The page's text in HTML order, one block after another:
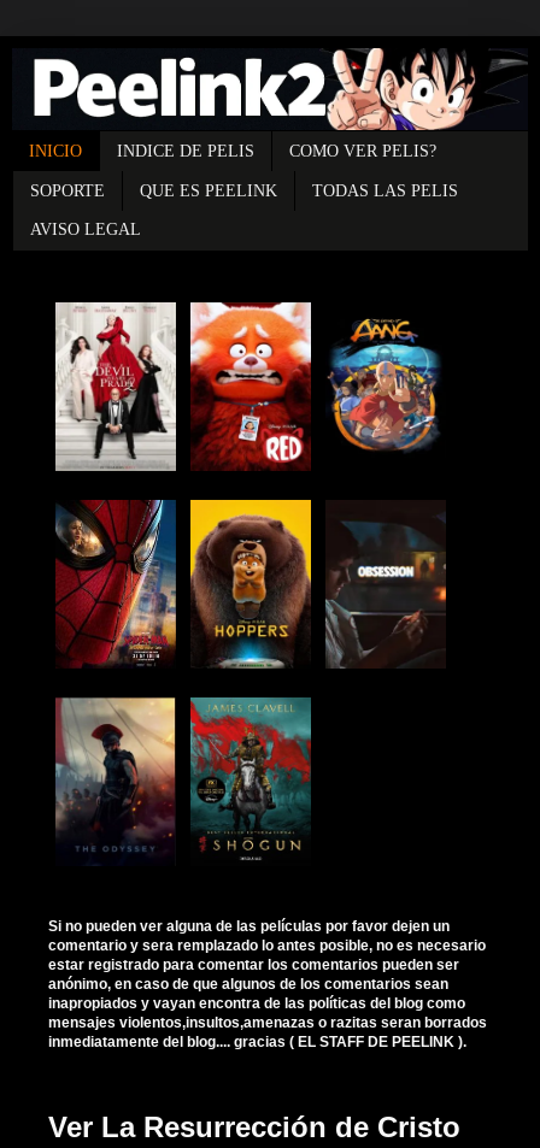
INICIO INDICE DE PELIS COMO VER PELIS?
SOPORTE QUE ES PEELINK TODAS LAS PELIS
AVISO LEGAL
Si no pueden ver alguna de las películas por favor dejen un
comentario y sera remplazado lo antes posible, no es necesario
estar registrado para comentar los comentarios pueden ser
anónimo, en caso de que algunos de los comentarios sean
inapropiados y vayan encontra de las políticas del blog como
mensajes violentos,insultos,amenazas o razitas seran borrados
inmediatamente del blog.... gracias ( EL STAFF DE PEELINK ).
Ver La Resurrección de Cristo